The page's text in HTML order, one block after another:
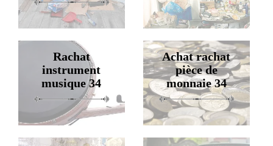
Rachat
instrument
musique 34
Achat rachat
pièce de
monnaie 34